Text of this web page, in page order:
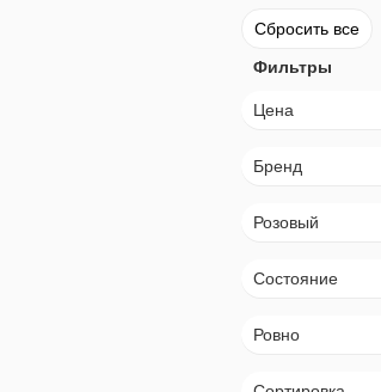
Сбросить все
Фильтры
Цена
Бренд
Розовый
Состояние
Ровно